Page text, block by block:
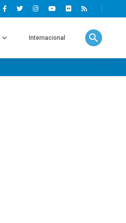
Internacional search